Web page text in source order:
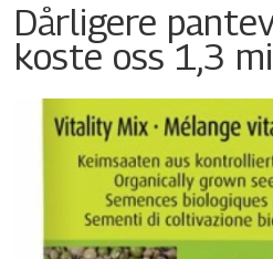
Dårligere
koste oss 1,3